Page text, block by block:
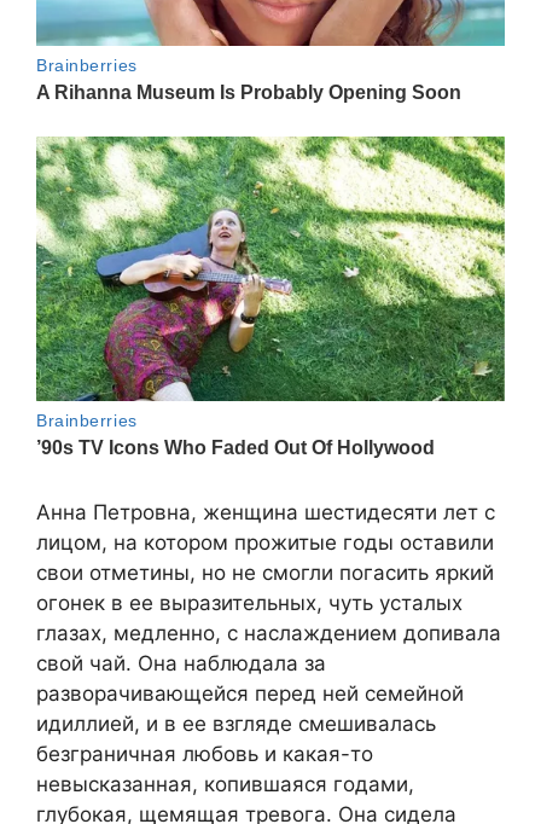
Анна Петровна, женщина шестидесяти лет с
лицом, на котором прожитые годы оставили
свои отметины, но не смогли погасить яркий
огонек в ее выразительных, чуть усталых
глазах, медленно, с наслаждением допивала
свой чай. Она наблюдала за
разворачивающейся перед ней семейной
идиллией, и в ее взгляде смешивалась
безграничная любовь и какая-то
невысказанная, копившаяся годами,
глубокая, щемящая тревога. Она сидела